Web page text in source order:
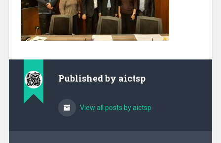
Published by aictsp
View all posts by aictsp